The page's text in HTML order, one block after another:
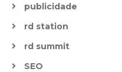
publicidade
rd station
rd summit
SEO